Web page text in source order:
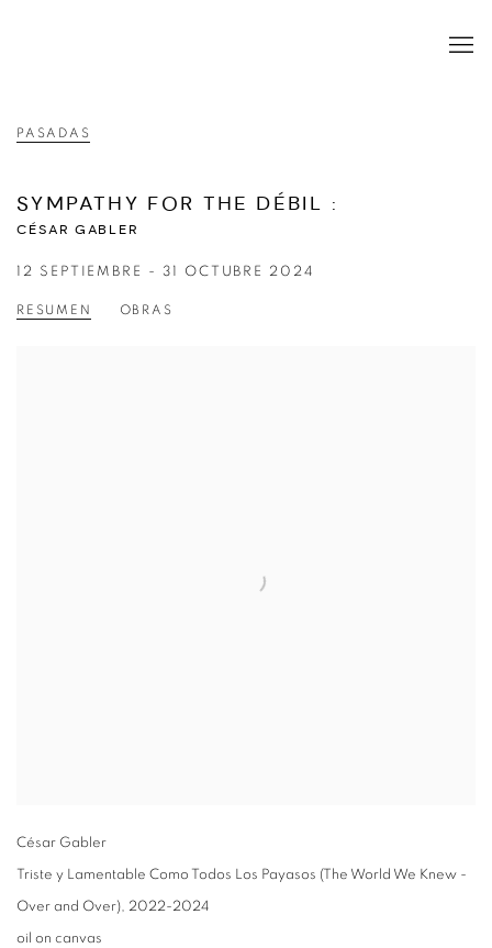
PASADAS
SYMPATHY FOR THE DÉBIL :
CÉSAR GABLER
12 SEPTIEMBRE - 31 OCTUBRE 2024
RESUMEN OBRAS
César Gabler
Triste y Lamentable Como Todos Los Payasos (The World We Knew -
Over and Over), 2022-2024
oil on canvas